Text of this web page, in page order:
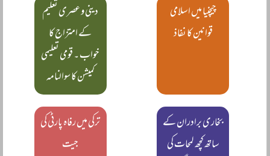
چیچنیا میں اسلامی
قوانین کا نفاذ
دینی و عصری تعلیم
کے امتزاج کا
خواب ۔ قومی تعلیمی
کمیشن کا سوالنامہ
بخاری برادران کے
ساتھ کچھ لمحات کی
ترکی میں رفاہ پارٹی کی
جیت